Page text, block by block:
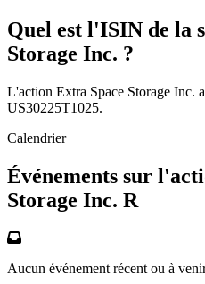
Quel est l'ISIN de la
Storage Inc. ?
L'action Extra Space Storage Inc.
US30225T1025.
Calendrier
Événements sur
Storage Inc. R
Aucun événement récent ou à